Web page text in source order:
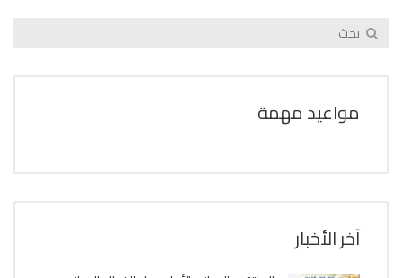
مواعيد مهمة
آخر الأخبار